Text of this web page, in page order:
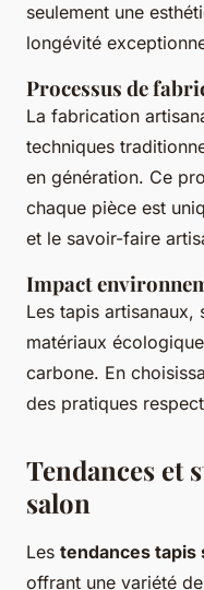
seulement une
longévité
Processus de
La fabrication
techniques
en génération. Ce
chaque pièce est
et le savoir-faire
Impact
Les tapis
matériaux
carbone. En
des pratiques
Tendances et
salon
Les tendances tapis
offrant une variété de